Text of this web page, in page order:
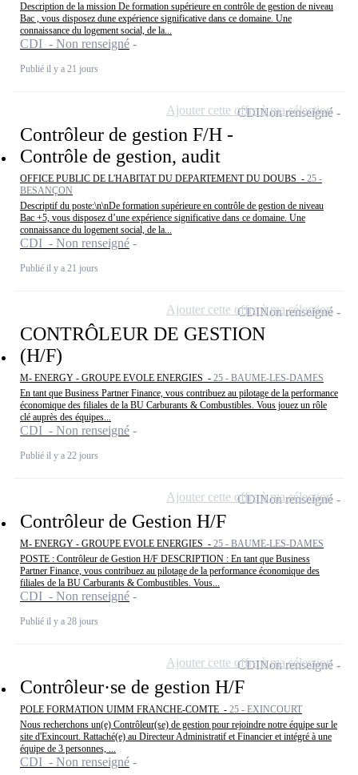
Description de la mission De formation supérieure en contrôle de gestion de niveau
Bac , vous disposez dune expérience significative dans ce domaine. Une
connaissance du logement social, de la...
CDI - Non renseigné
Publié il y a 21 jours
Contrôleur de gestion F/H -
Contrôle de gestion, audit
OFFICE PUBLIC DE L'HABITAT DU DEPARTEMENT DU DOUBS - 25 -
BESANÇON
Descriptif du poste:\n\nDe formation supérieure en contrôle de gestion de niveau
Bac +5, vous disposez d’une expérience significative dans ce domaine. Une
connaissance du logement social, de la...
CDI - Non renseigné
Publié il y a 21 jours
CDINon renseigné
Ajouter cette offre à ma sélection
CONTRÔLEUR DE GESTION
(H/F)
M- ENERGY - GROUPE EVOLE ENERGIES - 25 - BAUME-LES-DAMES
En tant que Business Partner Finance, vous contribuez au pilotage de la performance
économique des filiales de la BU Carburants & Combustibles. Vous jouez un rôle
clé auprès des équipes...
CDI - Non renseigné
Publié il y a 22 jours
CDINon renseigné
Ajouter cette offre à ma sélection
Contrôleur de Gestion H/F
M- ENERGY - GROUPE EVOLE ENERGIES - 25 - BAUME-LES-DAMES
POSTE : Contrôleur de Gestion H/F DESCRIPTION : En tant que Business
Partner Finance, vous contribuez au pilotage de la performance économique des
filiales de la BU Carburants & Combustibles. Vous...
CDI - Non renseigné
Publié il y a 28 jours
CDINon renseigné
Ajouter cette offre à ma sélection
Contrôleur·se de gestion H/F
POLE FORMATION UIMM FRANCHE-COMTE - 25 - EXINCOURT
Nous recherchons un(e) Contrôleur(se) de gestion pour rejoindre notre équipe sur le
site d'Exincourt. Rattaché(e) au Directeur Administratif et Financier et intégré à une
équipe de 3 personnes, ...
CDI - Non renseigné
CDINon renseigné
Ajouter cette offre à ma sélection